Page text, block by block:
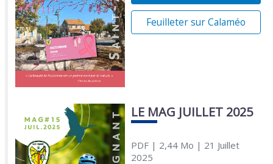
Feuilleter sur Calaméo
LE MAG JUILLET 2025
PDF| 2,44 Mo | 21 Juillet
2025